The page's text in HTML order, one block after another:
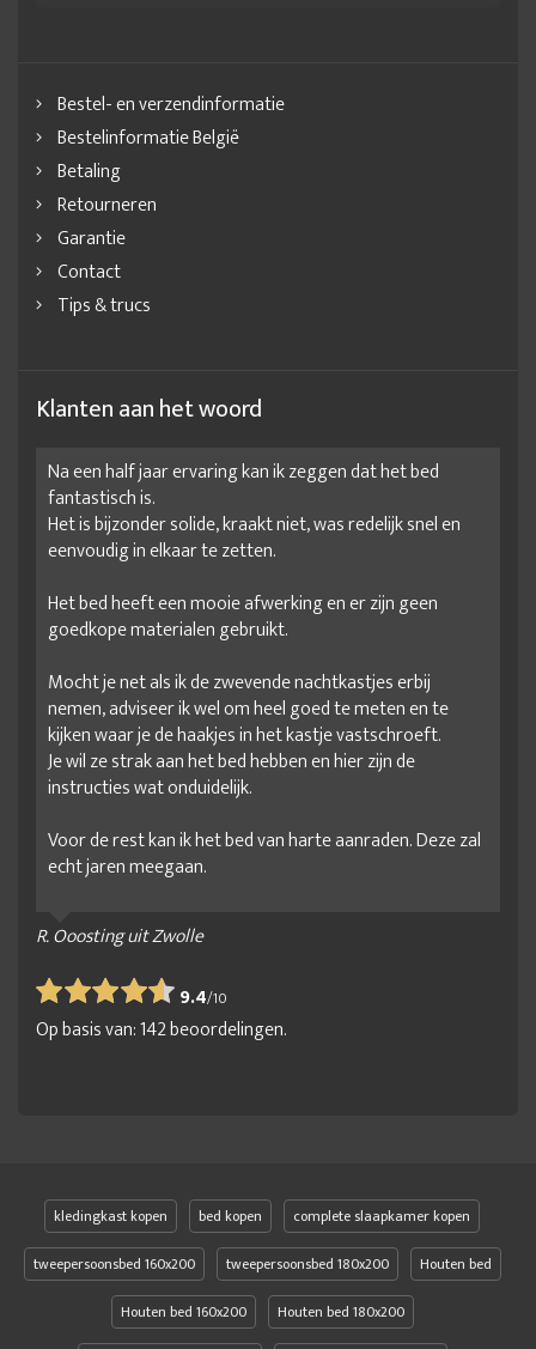
Bestel- en verzendinformatie
Bestelinformatie België
Betaling
Retourneren
Garantie
Contact
Tips & trucs
Klanten aan het woord
Na een half jaar ervaring kan ik zeggen dat het bed
fantastisch is.
Het is bijzonder solide, kraakt niet, was redelijk snel en
eenvoudig in elkaar te zetten.
Het bed heeft een mooie afwerking en er zijn geen
goedkope materialen gebruikt.
Mocht je net als ik de zwevende nachtkastjes erbij
nemen, adviseer ik wel om heel goed te meten en te
kijken waar je de haakjes in het kastje vastschroeft.
Je wil ze strak aan het bed hebben en hier zijn de
instructies wat onduidelijk.
Voor de rest kan ik het bed van harte aanraden. Deze zal
echt jaren meegaan.
R. Ooosting uit Zwolle
9.4/10
Op basis van:142beoordelingen.
kledingkast kopen bed kopen
complete slaapkamer kopen
tweepersoonsbed 160x200
tweepersoonsbed 180x200
Houten bed
Houten bed 160x200
Houten bed 180x200